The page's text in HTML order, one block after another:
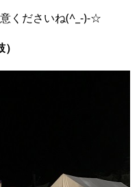
ァミリー）